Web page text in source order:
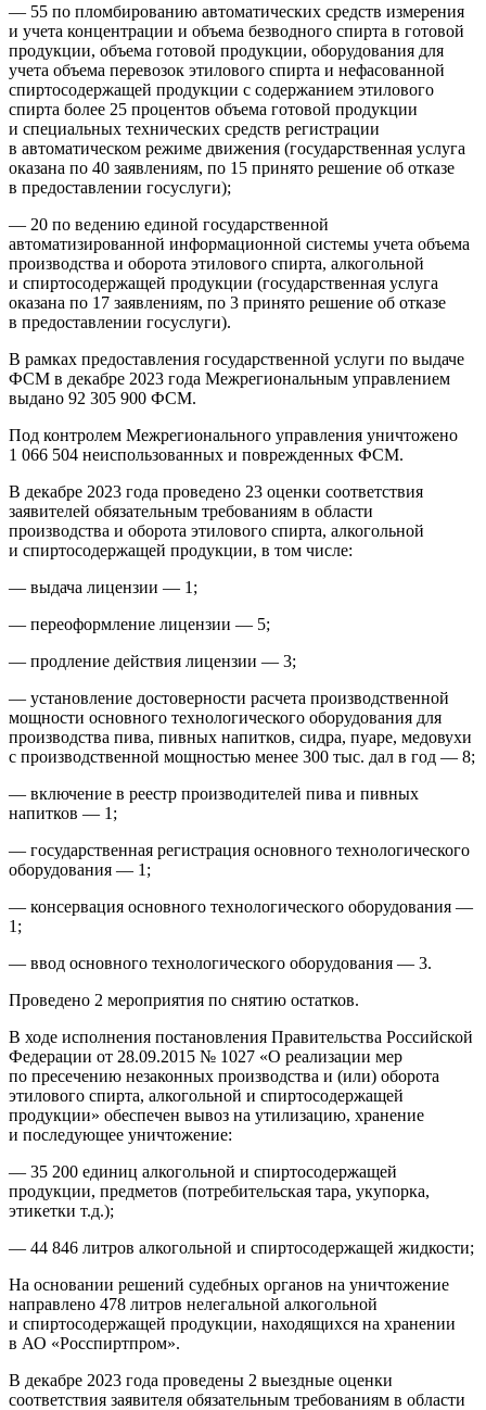
— 55 по пломбированию автоматических средств измерения
и учета концентрации и объема безводного спирта в готовой
продукции, объема готовой продукции, оборудования для
учета объема перевозок этилового спирта и нефасованной
спиртосодержащей продукции с содержанием этилового
спирта более 25 процентов объема готовой продукции
и специальных технических средств регистрации
в автоматическом режиме движения (государственная услуга
оказана по 40 заявлениям, по 15 принято решение об отказе
в предоставлении госуслуги);
— 20 по ведению единой государственной
автоматизированной информационной системы учета объема
производства и оборота этилового спирта, алкогольной
и спиртосодержащей продукции (государственная услуга
оказана по 17 заявлениям, по 3 принято решение об отказе
в предоставлении госуслуги).
В рамках предоставления государственной услуги по выдаче
ФСМ в декабре 2023 года Межрегиональным управлением
выдано 92 305 900 ФСМ.
Под контролем Межрегионального управления уничтожено
1 066 504 неиспользованных и поврежденных ФСМ.
В декабре 2023 года проведено 23 оценки соответствия
заявителей обязательным требованиям в области
производства и оборота этилового спирта, алкогольной
и спиртосодержащей продукции, в том числе:
— выдача лицензии — 1;
— переоформление лицензии — 5;
— продление действия лицензии — 3;
— установление достоверности расчета производственной
мощности основного технологического оборудования для
производства пива, пивных напитков, сидра, пуаре, медовухи
с производственной мощностью менее 300 тыс. дал в год — 8;
— включение в реестр производителей пива и пивных
напитков — 1;
— государственная регистрация основного технологического
оборудования — 1;
— консервация основного технологического оборудования —
1;
— ввод основного технологического оборудования — 3.
Проведено 2 мероприятия по снятию остатков.
В ходе исполнения постановления Правительства Российской
Федерации от 28.09.2015 № 1027 «О реализации мер
по пресечению незаконных производства и (или) оборота
этилового спирта, алкогольной и спиртосодержащей
продукции» обеспечен вывоз на утилизацию, хранение
и последующее уничтожение:
— 35 200 единиц алкогольной и спиртосодержащей
продукции, предметов (потребительская тара, укупорка,
этикетки т.д.);
— 44 846 литров алкогольной и спиртосодержащей жидкости;
На основании решений судебных органов на уничтожение
направлено 478 литров нелегальной алкогольной
и спиртосодержащей продукции, находящихся на хранении
в АО «Росспиртпром».
В декабре 2023 года проведены 2 выездные оценки
соответствия заявителя обязательным требованиям в области